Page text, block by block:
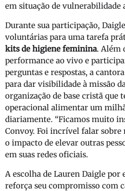
em situação de vulnerabilidade
Durante sua participação,
voluntárias para uma tarefa
kits de higiene feminina. Além
performance ao vivo e
perguntas e respostas, a
para dar visibilidade à missão
organização de base cristã que
operacional alimentar um
diariamente. “Ficamos muito
Convoy. Foi incrível falar sobre
o impacto de elevar outras
em suas redes oficiais.
A escolha de Lauren Daigle por
reforça seu compromisso com